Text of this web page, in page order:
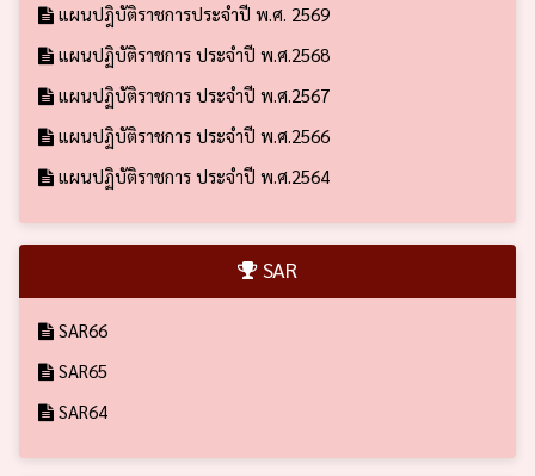
แผนปฎิบัติราชการประจำปี พ.ศ. 2569
แผนปฏิบัติราชการ ประจำปี พ.ศ.2568
แผนปฏิบัติราชการ ประจำปี พ.ศ.2567
แผนปฏิบัติราชการ ประจำปี พ.ศ.2566
แผนปฏิบัติราชการ ประจำปี พ.ศ.2564
SAR
SAR66
SAR65
SAR64